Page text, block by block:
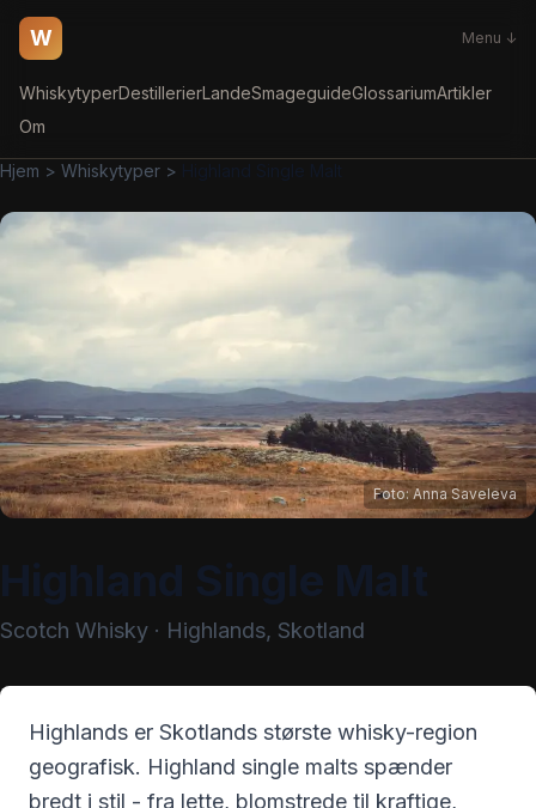
W Menu ↓
WhiskytyperDestillerierLandeSmageguideGlossariumArtikler
Om
Hjem > Whiskytyper >
Foto:Anna Saveleva
Scotch Whisky · Highlands, Skotland
Highlands er Skotlands største whisky-region
geografisk. Highland single malts spænder
bredt i stil - fra lette, blomstrede til kraftige,